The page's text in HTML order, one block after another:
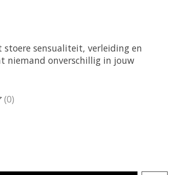
stoere sensualiteit, verleiding en
niemand onverschillig in jouw
dit product is
(0)